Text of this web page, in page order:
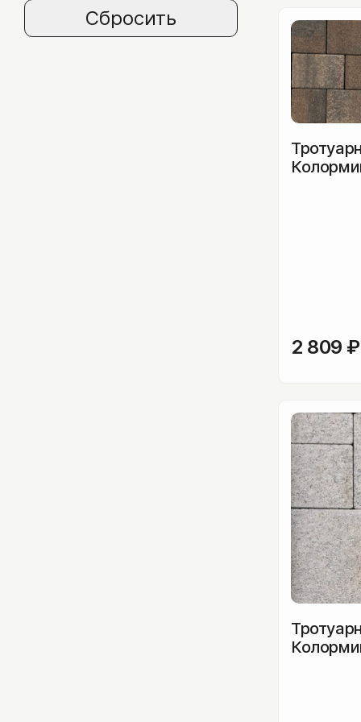
Горбушка/торец
Сбросить
2 809 ₽